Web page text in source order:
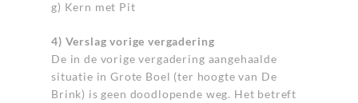
g) Kern met Pit
4) Verslag vorige vergadering
De in de vorige vergadering aangehaalde
situatie in Grote Boel (ter hoogte van De
Brink) is geen doodlopende weg. Het betreft